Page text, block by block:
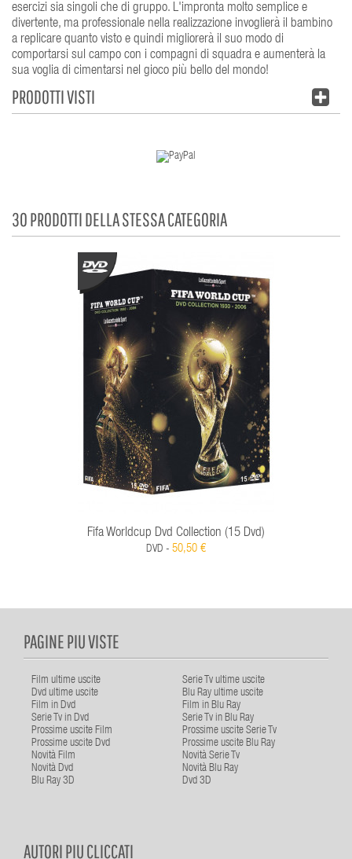
esercizi sia singoli che di gruppo. L'impronta molto semplice e
divertente, ma professionale nella realizzazione invoglierà il bambino
a replicare quanto visto e quindi migliorerà il suo modo di
comportarsi sul campo con i compagni di squadra e aumenterà la
sua voglia di cimentarsi nel gioco più bello del mondo!
PRODOTTI VISTI
30 PRODOTTI DELLA STESSA CATEGORIA
Fifa Worldcup Dvd Collection (15 Dvd)
DVD - 50,50 €
PAGINE PIU VISTE
Film ultime uscite
Serie Tv ultime uscite
Dvd ultime uscite
Blu Ray ultime uscite
Film in Dvd
Film in Blu Ray
Serie Tv in Dvd
Serie Tv in Blu Ray
Prossime uscite Film
Prossime uscite Serie Tv
Prossime uscite Dvd
Prossime uscite Blu Ray
Novità Film
Novità Serie Tv
Novità Dvd
Novità Blu Ray
Blu Ray 3D
Dvd 3D
AUTORI PIU CLICCATI